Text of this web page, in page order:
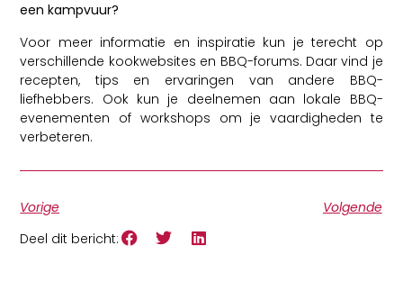
een kampvuur?
Voor meer informatie en inspiratie kun je terecht op
verschillende kookwebsites en BBQ-forums. Daar vind je
recepten, tips en ervaringen van andere BBQ-
liefhebbers. Ook kun je deelnemen aan lokale BBQ-
evenementen of workshops om je vaardigheden te
verbeteren.
Vorige
Volgende
Deel dit bericht: